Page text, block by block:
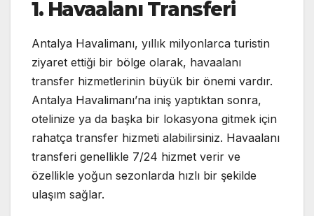
1. Havaalanı Transferi
Antalya Havalimanı, yıllık milyonlarca turistin
ziyaret ettiği bir bölge olarak, havaalanı
transfer hizmetlerinin büyük bir önemi vardır.
Antalya Havalimanı’na iniş yaptıktan sonra,
otelinize ya da başka bir lokasyona gitmek için
rahatça transfer hizmeti alabilirsiniz. Havaalanı
transferi genellikle 7/24 hizmet verir ve
özellikle yoğun sezonlarda hızlı bir şekilde
ulaşım sağlar.